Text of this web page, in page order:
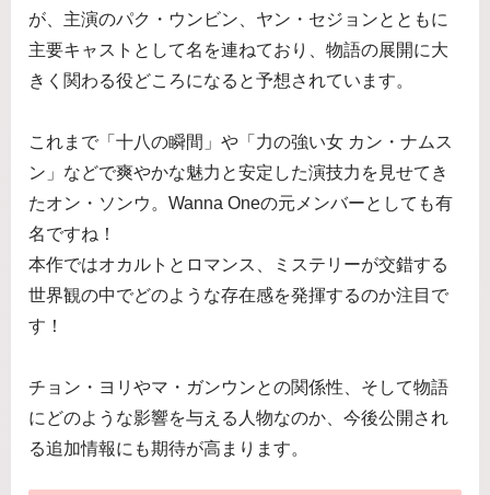
が、主演のパク・ウンビン、ヤン・セジョンとともに
主要キャストとして名を連ねており、物語の展開に大
きく関わる役どころになると予想されています。
これまで「十八の瞬間」や「力の強い女 カン・ナムス
ン」などで爽やかな魅力と安定した演技力を見せてき
たオン・ソンウ。Wanna Oneの元メンバーとしても有
名ですね！
本作ではオカルトとロマンス、ミステリーが交錯する
世界観の中でどのような存在感を発揮するのか注目で
す！
チョン・ヨリやマ・ガンウンとの関係性、そして物語
にどのような影響を与える人物なのか、今後公開され
る追加情報にも期待が高まります。